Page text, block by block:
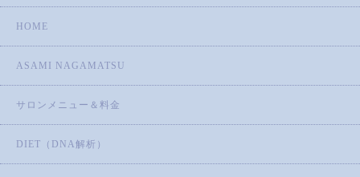
HOME
ASAMI NAGAMATSU
サロンメニュー＆料金
DIET（DNA解析）